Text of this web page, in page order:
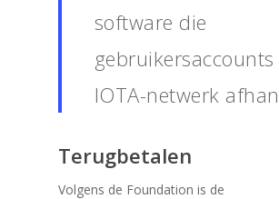
software die
IOTA-netwerk
Terugbetalen
Volgens de Foundation is de
Blog